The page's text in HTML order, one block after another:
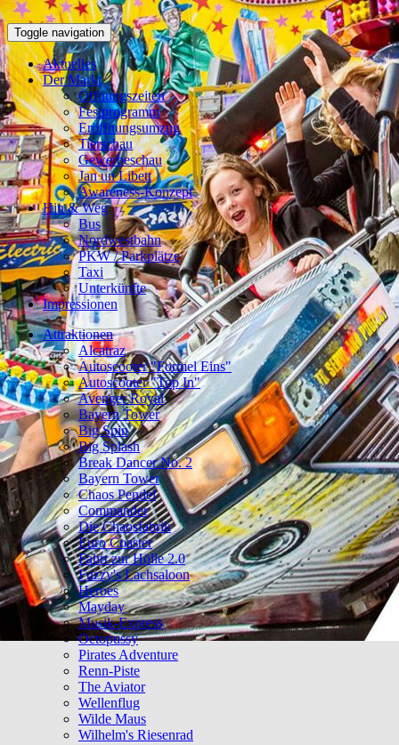
Toggle navigation
Aktuelles
Der Markt
Öffnungszeiten
Festprogramm
Eröffnungsumzug
Tierschau
Gewerbeschau
Jan un Libett
Awareness-Konzept
Hin & Weg
Bus
Nordwestbahn
PKW / Parkplätze
Taxi
Unterkünfte
Impressionen
Attraktionen
Alcatraz
Autoscooter "Formel Eins"
Autoscooter "Top In"
Avenger Royal
Bayern Tower
Big Spin
Big Splash
Break Dancer No. 2
Bayern Tower
Chaos Pendel
Commander
Die Chaosfabrik
Euro Coaster
Fahrt zur Hölle 2.0
Fuzzy's Lachsaloon
Heroes
Mayday
Musik-Express
Octopussy
Pirates Adventure
Renn-Piste
The Aviator
Wellenflug
Wilde Maus
Wilhelm's Riesenrad